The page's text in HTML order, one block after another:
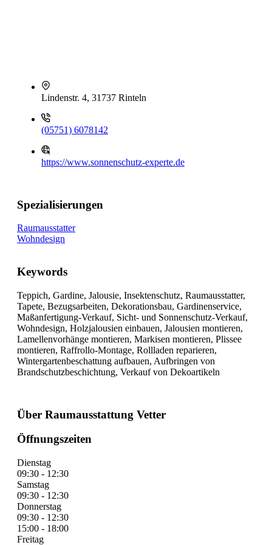
Lindenstr. 4, 31737 Rinteln
(05751) 6078142
https://www.sonnenschutz-experte.de
Spezialisierungen
Raumausstatter
Wohndesign
Keywords
Teppich, Gardine, Jalousie, Insektenschutz, Raumausstatter,
Tapete, Bezugsarbeiten, Dekorationsbau, Gardinenservice,
Maßanfertigung-Verkauf, Sicht- und Sonnenschutz-Verkauf,
Wohndesign, Holzjalousien einbauen, Jalousien montieren,
Lamellenvorhänge montieren, Markisen montieren, Plissee
montieren, Raffrollo-Montage, Rollladen reparieren,
Wintergartenbeschattung aufbauen, Aufbringen von
Brandschutzbeschichtung, Verkauf von Dekoartikeln
Über Raumausstattung Vetter
Öffnungszeiten
Dienstag
09:30 - 12:30
Samstag
09:30 - 12:30
Donnerstag
09:30 - 12:30
15:00 - 18:00
Freitag